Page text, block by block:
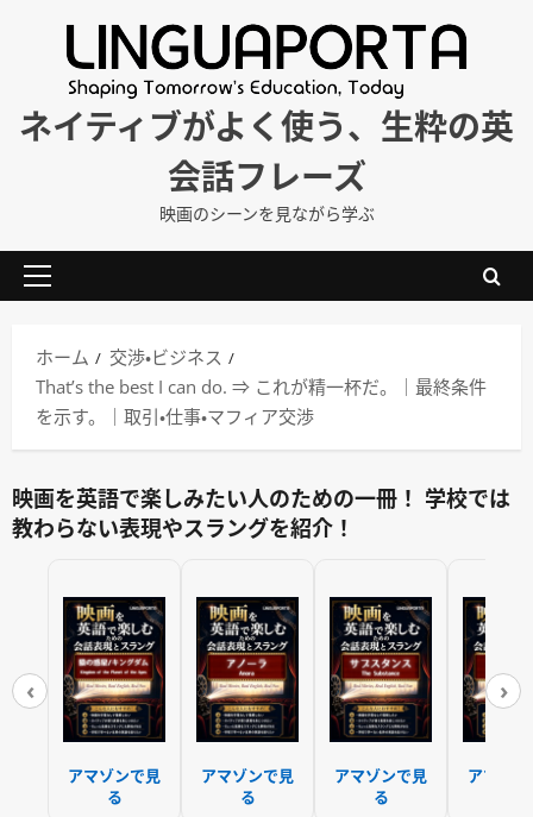
ネイティブがよく使う、生粋の英
会話フレーズ
映画のシーンを見ながら学ぶ
メ
ン
メ
ニ
ホーム
交渉・ビジネス
That’s the best I can do. ⇒ これが精一杯だ。｜最終条件
を示す。｜取引・仕事・マフィア交渉
映画を英語で楽しみたい人のための一冊！ 学校では
教わらない表現やスラングを紹介！
‹
アマゾンで見
る
アマゾンで見
る
アマゾンで見
る
アマゾ
›